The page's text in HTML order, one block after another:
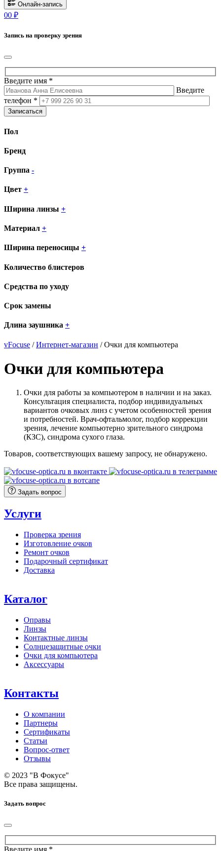
Онлайн-запись
00 ₽
Запись на проверку зрения
Введите имя *
Введите
телефон *
Записаться
Пол
Бренд
Группа -
Цвет +
Ширина линзы +
Материал +
Ширина переносицы +
Количество блистеров
Средства по уходу
Срок замены
Длина заушника +
vFocuse /Интернет-магазин / Очки для компьютера
Очки для компьютера
Очки для работы за компьютером в наличии и на заказ.
Консультация специалиста, подбор индивидуальных
вариантов очковых линз с учетом особенностей зрения
и потребностей. Врач-офтальмолог, подбор коррекции
зрения, лечение компьютерно зрительного синдрома
(КЗС), синдрома сухого глаза.
Товаров, соответствующих вашему запросу, не обнаружено.
Задать вопрос
Услуги
Проверка зрения
Изготовление очков
Ремонт очков
Подарочный сертификат
Доставка
Каталог
Оправы
Линзы
Контактные линзы
Солнцезащитные очки
Очки для компьютера
Аксессуары
Контакты
О компании
Партнеры
Сертификаты
Статьи
Вопрос-ответ
Отзывы
© 2023 "В Фокусе"
Все права защищены.
Задать вопрос
Введите имя *